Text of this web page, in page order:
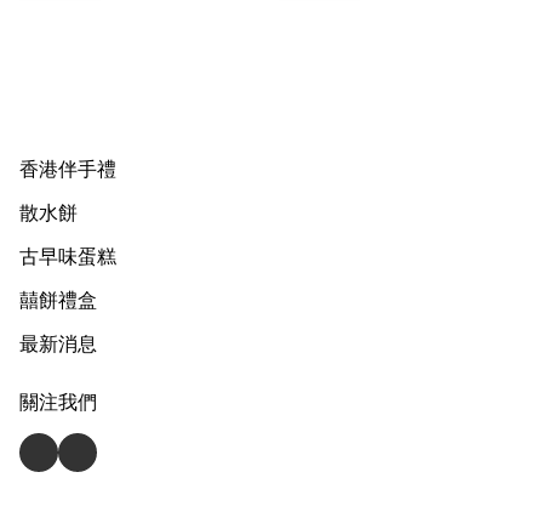
香港伴手禮
散水餅
古早味蛋糕
囍餅禮盒
最新消息
關注我們